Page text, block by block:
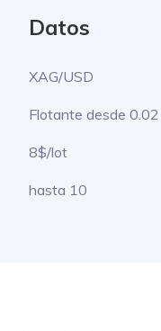
Datos
XAG/USD
Flotante desde 0.02
8$/lot
hasta 10